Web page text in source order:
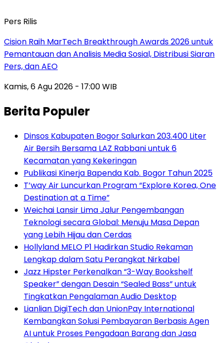
Pers Rilis
Cision Raih MarTech Breakthrough Awards 2026 untuk
Pemantauan dan Analisis Media Sosial, Distribusi Siaran
Pers, dan AEO
Kamis, 6 Agu 2026 - 17:00 WIB
Berita Populer
Dinsos Kabupaten Bogor Salurkan 203.400 Liter
Air Bersih Bersama LAZ Rabbani untuk 6
Kecamatan yang Kekeringan
Publikasi Kinerja Bapenda Kab. Bogor Tahun 2025
T’way Air Luncurkan Program “Explore Korea, One
Destination at a Time”
Weichai Lansir Lima Jalur Pengembangan
Teknologi secara Global: Menuju Masa Depan
yang Lebih Hijau dan Cerdas
Hollyland MELO P1 Hadirkan Studio Rekaman
Lengkap dalam Satu Perangkat Nirkabel
Jazz Hipster Perkenalkan “3-Way Bookshelf
Speaker” dengan Desain “Sealed Bass” untuk
Tingkatkan Pengalaman Audio Desktop
Lianlian DigiTech dan UnionPay International
Kembangkan Solusi Pembayaran Berbasis Agen
AI untuk Proses Pengadaan Barang dan Jasa